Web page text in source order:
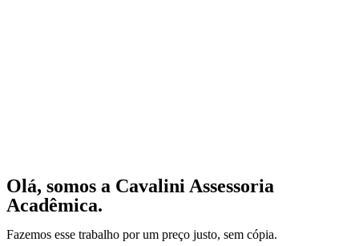
Olá, somos a Cavalini Assessoria
Acadêmica.
Fazemos esse trabalho por um preço justo, sem cópia.